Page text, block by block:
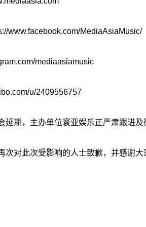
www.facebook.com/MediaAsiaMusic/
mediaasiamusic
u/2409556757
延期，主办单位寰亚娱乐正严肃跟进及
次对此次受影响的人士致歉，并感谢大